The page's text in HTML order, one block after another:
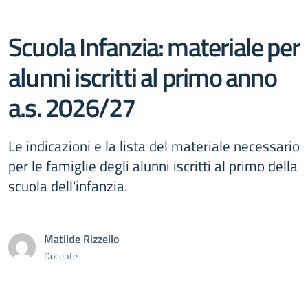
Scuola Infanzia: materiale per
alunni iscritti al primo anno
a.s. 2026/27
Le indicazioni e la lista del materiale necessario
per le famiglie degli alunni iscritti al primo della
scuola dell'infanzia.
Matilde Rizzello
Docente